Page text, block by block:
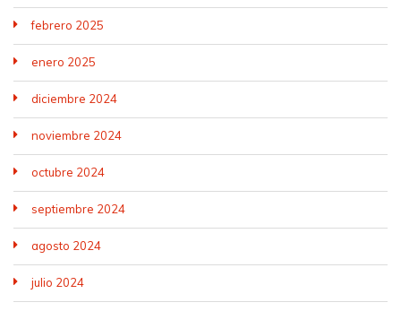
febrero 2025
enero 2025
diciembre 2024
noviembre 2024
octubre 2024
septiembre 2024
agosto 2024
julio 2024